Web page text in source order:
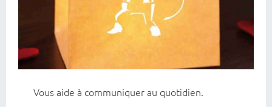
Vous aide à communiquer au quotidien.